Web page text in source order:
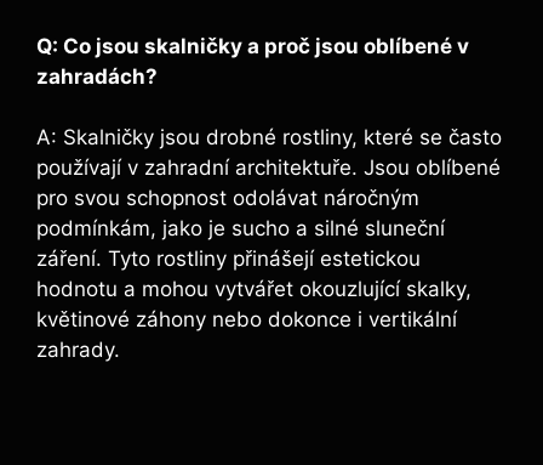
Q: Co jsou skalničky a proč jsou oblíbené v
zahradách?
A: Skalničky jsou drobné rostliny, které se často
používají v zahradní architektuře. Jsou oblíbené
pro svou schopnost odolávat náročným
podmínkám, jako je sucho a silné sluneční
záření. Tyto rostliny přinášejí estetickou
hodnotu a mohou vytvářet okouzlující skalky,
květinové záhony nebo dokonce i vertikální
zahrady.